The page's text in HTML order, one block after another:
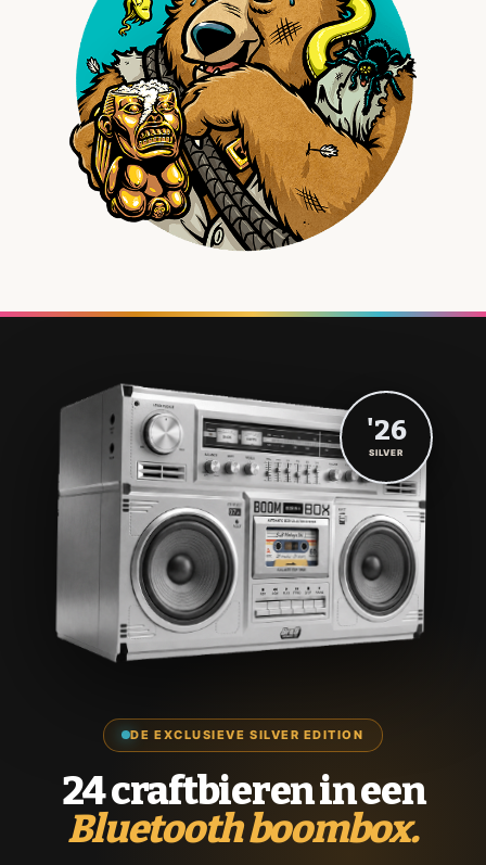
DE EXCLUSIEVE SILVER EDITION
24 craftbieren in een
Bluetooth boombox.
'26
SILVER